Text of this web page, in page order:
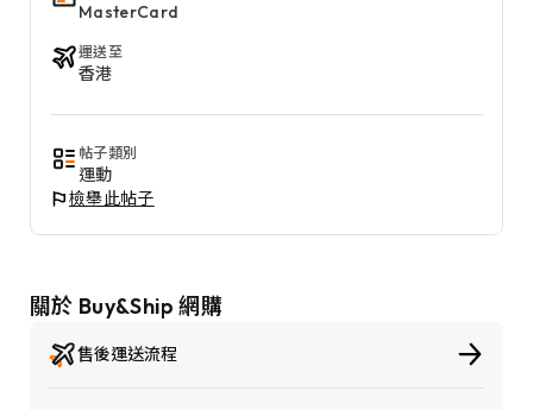
MasterCard
運送至
香港
帖子類別
運動
檢舉此帖子
關於 Buy&Ship 網購
售後運送流程